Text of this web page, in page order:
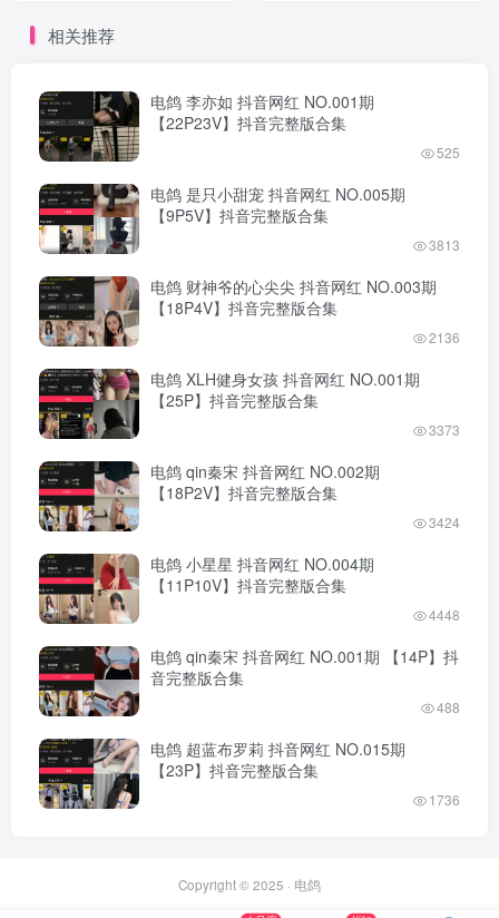
相关推荐
电鸽 李亦如 抖音网红 NO.001期
【22P23V】抖音完整版合集
525
电鸽 是只小甜宠 抖音网红 NO.005期
【9P5V】抖音完整版合集
3813
电鸽 财神爷的心尖尖 抖音网红 NO.003期
【18P4V】抖音完整版合集
2136
电鸽 XLH健身女孩 抖音网红 NO.001期
【25P】抖音完整版合集
3373
电鸽 qin秦宋 抖音网红 NO.002期
【18P2V】抖音完整版合集
3424
电鸽 小星星 抖音网红 NO.004期
【11P10V】抖音完整版合集
4448
电鸽 qin秦宋 抖音网红 NO.001期 【14P】抖
音完整版合集
488
电鸽 超蓝布罗莉 抖音网红 NO.015期
【23P】抖音完整版合集
1736
Copyright © 2025 · 电鸽